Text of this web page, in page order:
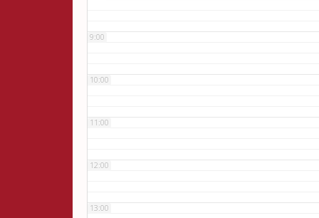
9:00
10:00
11:00
12:00
13:00